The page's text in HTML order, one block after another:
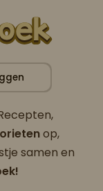
op,
samen en